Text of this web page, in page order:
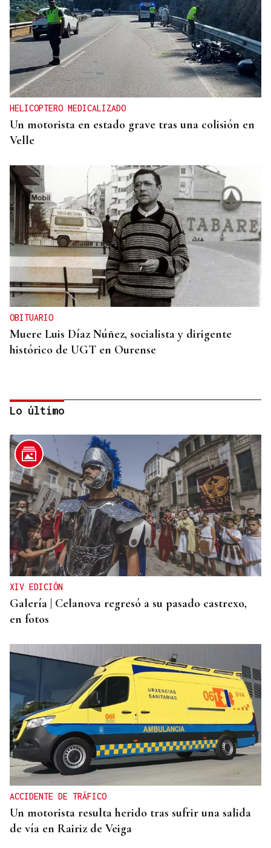
HELICOPTERO MEDICALIZADO
Un motorista en estado grave tras una colisión en
Velle
OBITUARIO
Muere Luis Díaz Núñez, socialista y dirigente
histórico de UGT en Ourense
CANEDO
Un herido en la colisión entre dos coches en la
entrada a las termas de Outariz
Lo último
XIV EDICIÓN
Galería | Celanova regresó a su pasado castrexo,
en fotos
ACCIDENTE DE TRÁFICO
Un motorista resulta herido tras sufrir una salida
de vía en Rairiz de Veiga